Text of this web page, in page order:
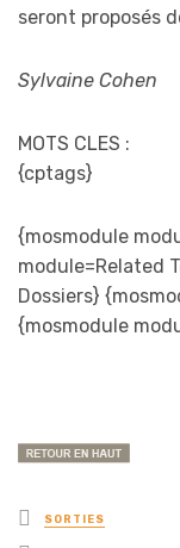
seront proposés
Sylvaine Cohen
MOTS CLES :
{cptags}
{mosmodule
module=Related
Dossiers}
{mosmodule
Posted
in
SORTIES